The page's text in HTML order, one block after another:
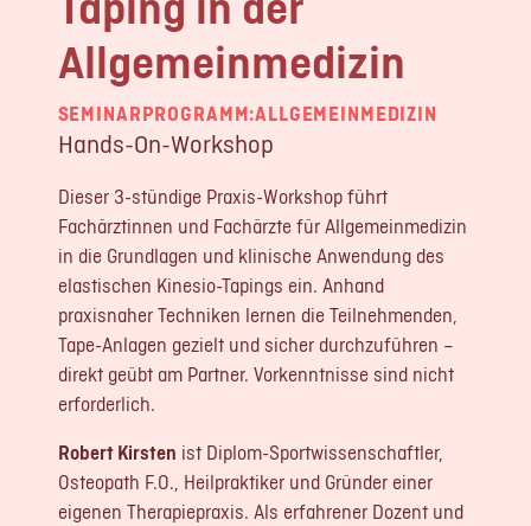
LOGIN
REGISTRIERUNG
Impressum
Allgemeinmedizin
SEMINARPROGRAMM:ALLGEMEINMEDIZIN
Hands-On-Workshop
Dieser 3-stündige Praxis-Workshop führt
Fachärztinnen und Fachärzte für Allgemeinmedizin
in die Grundlagen und klinische Anwendung des
elastischen Kinesio-Tapings ein. Anhand
praxisnaher Techniken lernen die Teilnehmenden,
Tape-Anlagen gezielt und sicher durchzuführen –
direkt geübt am Partner. Vorkenntnisse sind nicht
erforderlich.
Robert Kirsten ist Diplom-Sportwissenschaftler,
Osteopath F.O., Heilpraktiker und Gründer einer
eigenen Therapiepraxis. Als erfahrener Dozent und